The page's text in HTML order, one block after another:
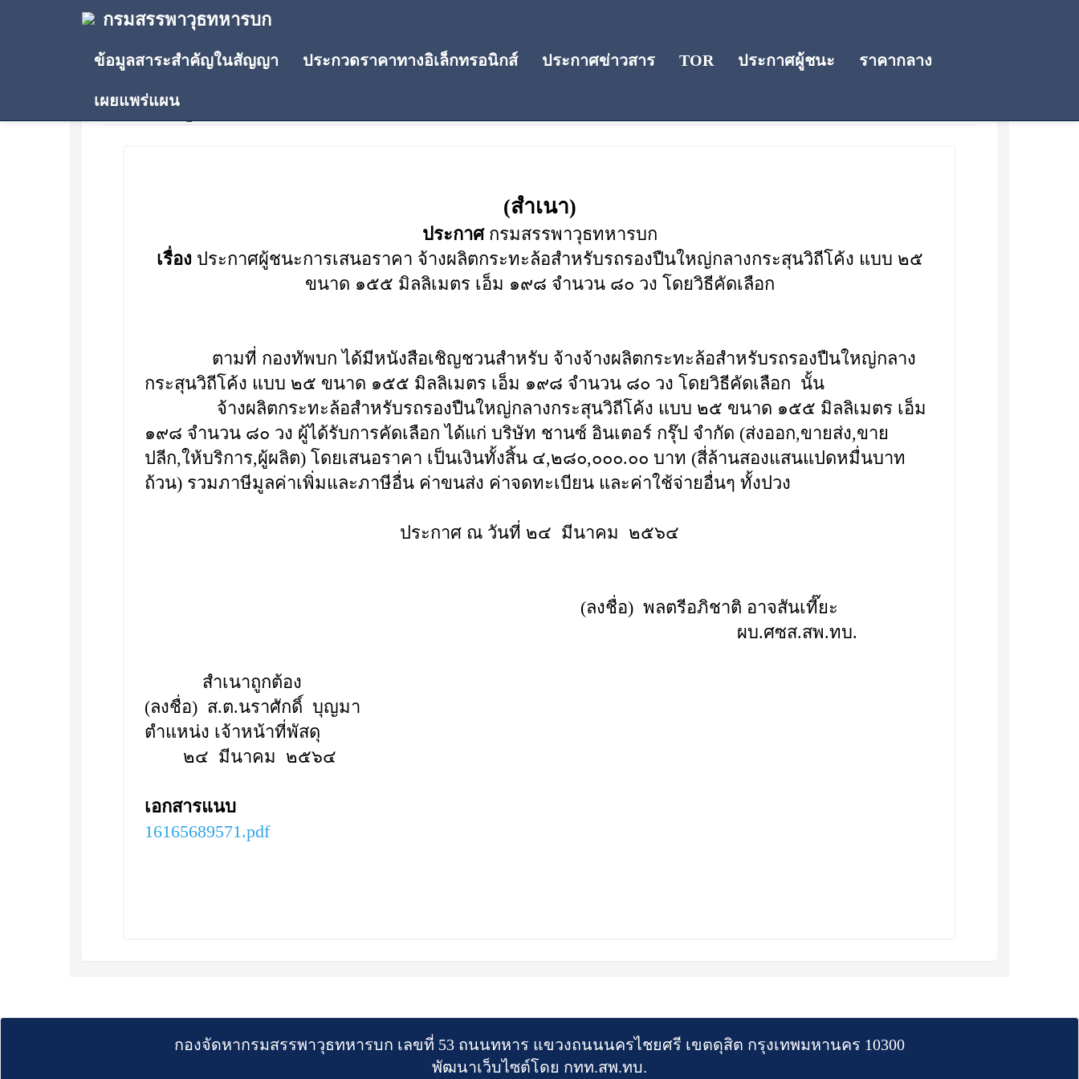
กรมสรรพาวุธทหารบก
ข้อมูลสาระสำคัญในสัญญา ประกวดราคาทางอิเล็กทรอนิกส์ ประกาศข่าวสาร TOR ประกาศผู้ชนะ ราคากลาง
เผยแพร่แผน
ประกาศผู้ชนะการเสนอราคา
(สำเนา)
ประกาศกรมสรรพาวุธทหารบก
เรื่อง ประกาศผู้ชนะการเสนอราคา จ้างผลิตกระทะล้อสำหรับรถรองปืนใหญ่กลางกระสุนวิถีโค้ง แบบ ๒๕
ขนาด ๑๕๕ มิลลิเมตร เอ็ม ๑๙๘ จำนวน ๘๐ วง โดยวิธีคัดเลือก
ตามที่ กองทัพบก ได้มีหนังสือเชิญชวนสำหรับ จ้างจ้างผลิตกระทะล้อสำหรับรถรองปืนใหญ่กลาง
กระสุนวิถีโค้ง แบบ ๒๕ ขนาด ๑๕๕ มิลลิเมตร เอ็ม ๑๙๘ จำนวน ๘๐ วง โดยวิธีคัดเลือก นั้น
จ้างผลิตกระทะล้อสำหรับรถรองปืนใหญ่กลางกระสุนวิถีโค้ง แบบ ๒๕ ขนาด ๑๕๕ มิลลิเมตร เอ็ม
๑๙๘ จำนวน ๘๐ วง ผู้ได้รับการคัดเลือก ได้แก่ บริษัท ชานซ์ อินเตอร์ กรุ๊ป จำกัด (ส่งออก,ขายส่ง,ขาย
ปลีก,ให้บริการ,ผู้ผลิต) โดยเสนอราคา เป็นเงินทั้งสิ้น ๔,๒๘๐,๐๐๐.๐๐ บาท (สี่ล้านสองแสนแปดหมื่นบาท
ถ้วน) รวมภาษีมูลค่าเพิ่มและภาษีอื่น ค่าขนส่ง ค่าจดทะเบียน และค่าใช้จ่ายอื่นๆ ทั้งปวง
ประกาศ ณ วันที่ ๒๔ มีนาคม ๒๕๖๔
(ลงชื่อ) พลตรีอภิชาติ อาจสันเที๊ยะ
ผบ.ศซส.สพ.ทบ.
สำเนาถูกต้อง
(ลงชื่อ) ส.ต.นราศักดิ์ บุญมา
ตำแหน่ง เจ้าหน้าที่พัสดุ
๒๔ มีนาคม ๒๕๖๔
เอกสารแนบ
16165689571.pdf
กองจัดหากรมสรรพาวุธทหารบก เลขที่ 53 ถนนทหาร แขวงถนนนครไชยศรี เขตดุสิต กรุงเทพมหานคร 10300
พัฒนาเว็บไซต์โดย กทท.สพ.ทบ.